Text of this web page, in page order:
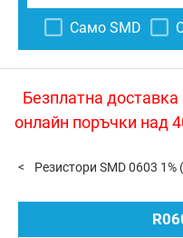
Само SMD
Безплатна
онлайн поръчки над
Резистори SMD 0603 1%